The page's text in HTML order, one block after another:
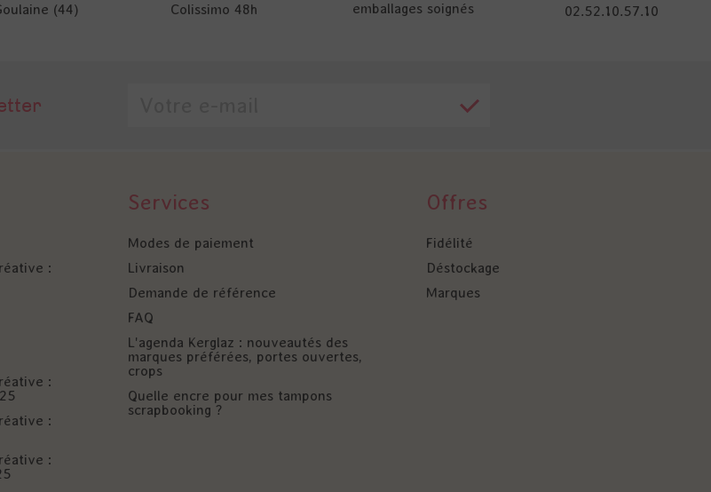
(44) Colissimo 48h
emballages soignés
02.52.10.57.10
:
:
:
:
Services
Modes de paiement
Livraison
Demande de référence
FAQ
L'agenda Kerglaz : nouveautés des
marques préférées, portes ouvertes,
crops
Quelle encre pour mes tampons
scrapbooking ?
Offres
Fidélité
Déstockage
Marques